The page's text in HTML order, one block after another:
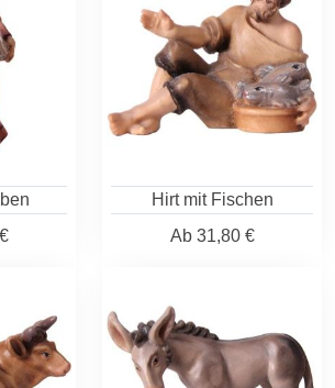
Hirt mit Fischen
Ab31,80 €